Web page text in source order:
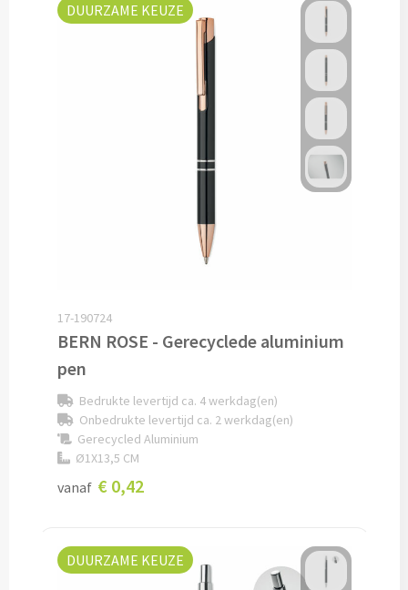
Sjaals bedrukken
Bandana's & Hoofdbanden bedrukken
Babycapes bedrukken
Slabbetjes bedrukken
Kleding accessoires
Schoenenpoetssets bedrukken
Sneakers bedrukken
Kledingtassen bedrukken
DUURZAME KEUZE
17-190724
BERN ROSE - Gerecyclede aluminium
pen
Bedrukte levertijd ca. 4 werkdag(en)
Onbedrukte levertijd ca. 2 werkdag(en)
Gerecycled Aluminium
Ø1X13,5 CM
vanaf € 0,42
DUURZAME KEUZE